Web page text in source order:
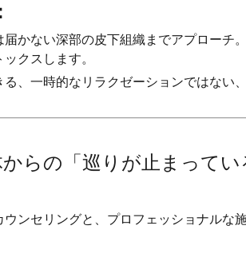
かない深部の皮下組織までアプローチ
クスします。
る、一時的なリラクゼーションではない
らの「巡りが止まって
ンセリングと、プロフェッショナルな